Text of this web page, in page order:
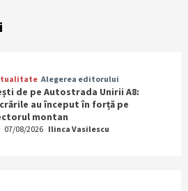
Alegerea editorului
de pe Autostrada Unirii A8:
au început în forță pe
montan
07/08/2026 Ilinca Vasilescu